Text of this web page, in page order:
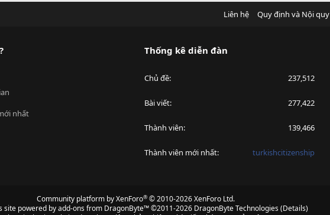
Liên hệ Quy định và Nội quy
nhất
Thống kê diễn đàn
Chủ đề 237,512
Bài viết 277,422
Thành viên 139,466
Thành viên mới nhất turkishcitizenship
Community platform by XenForo® © 2010-2026 XenForo Ltd.
site powered byadd-ons from DragonByte™©2011-2026 DragonByte Technologies(Details)